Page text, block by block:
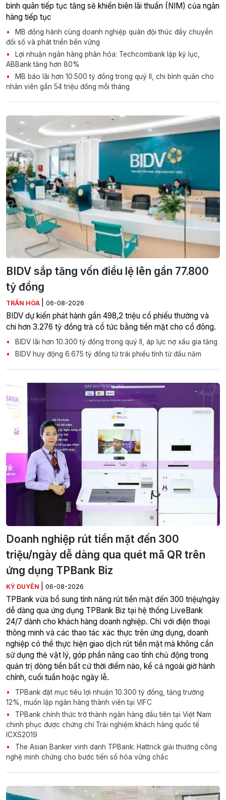
bình quân tiếp tục tăng sẽ khiến biên lãi thuần (NIM) của ngân
hàng tiếp tục
MB đồng hành cùng doanh nghiệp quân đội thúc đẩy chuyển
đổi số và phát triển bền vững
Lợi nhuận ngân hàng phân hóa: Techcombank lập kỷ lục,
ABBank tăng hơn 80%
MB báo lãi hơn 10.500 tỷ đồng trong quý II, chi bình quân cho
nhân viên gần 54 triệu đồng mỗi tháng
BIDV sắp tăng vốn điều lệ lên gần 77.800
tỷ đồng
TRẦN HÒA 06-08-2026
BIDV dự kiến phát hành gần 498,2 triệu cổ phiếu thưởng và
chi hơn 3.276 tỷ đồng trả cổ tức bằng tiền mặt cho cổ đông.
BIDV lãi hơn 10.300 tỷ đồng trong quý II, áp lực nợ xấu gia tăng
BIDV huy động 6.675 tỷ đồng từ trái phiếu tính từ đầu năm
Doanh nghiệp rút tiền mặt đến 300
triệu/ngày dễ dàng qua quét mã QR trên
ứng dụng TPBank Biz
KỲ DUYÊN 06-08-2026
TPBank vừa bổ sung tính năng rút tiền mặt đến 300 triệu/ngày
dễ dàng qua ứng dụng TPBank Biz tại hệ thống LiveBank
24/7 dành cho khách hàng doanh nghiệp. Chỉ với điện thoại
thông minh và các thao tác xác thực trên ứng dụng, doanh
nghiệp có thể thực hiện giao dịch rút tiền mặt mà không cần
sử dụng thẻ vật lý, góp phần nâng cao tính chủ động trong
quản trị dòng tiền bất cứ thời điểm nào, kể cả ngoài giờ hành
chính, cuối tuần hoặc ngày lễ.
TPBank đặt mục tiêu lợi nhuận 10.300 tỷ đồng, tăng trưởng
12%, muốn lập ngân hàng thành viên tại VIFC
TPBank chính thức trở thành ngân hàng đầu tiên tại Việt Nam
chinh phục được chứng chỉ Trải nghiệm khách hàng quốc tế
ICXS2019
The Asian Banker vinh danh TPBank: Hattrick giải thưởng công
nghệ minh chứng cho bước tiến số hóa vững chắc